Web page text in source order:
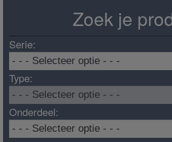
Zoek je
Serie:
Type:
Onderdeel: